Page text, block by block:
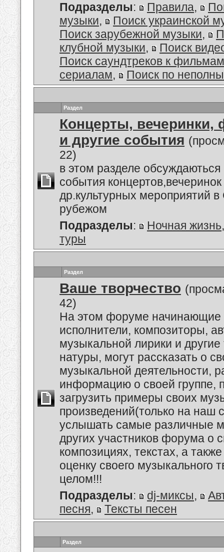
Подразделы: Правила,
музыки,
Поиск украинской
Поиск зарубежной музыки,
клубной музыки,
Поиск
Поиск саундтреков к
сериалам, Поиск по
Раздел
Концерты, вечеринки,
и другие события
22)
в этом разделе
события
др.культурных мероприятий
рубежом
Подразделы: Ночная жизнь
туры
Раздел
Ваше творчество
42)
На этом форуме начинающие
исполнители, композиторы,
музыкальной лирики и другие
натуры, могут рассказать о
музыкальной деятельности,
информацию о своей группе,
загрузить примеры своих
произведений(только на наш
услышать самые различные
других участников форума о
композициях, текстах, а
оценку своего музыкального
целом!!!
Подразделы: dj-миксы,
песня, Тексты песен
Раздел